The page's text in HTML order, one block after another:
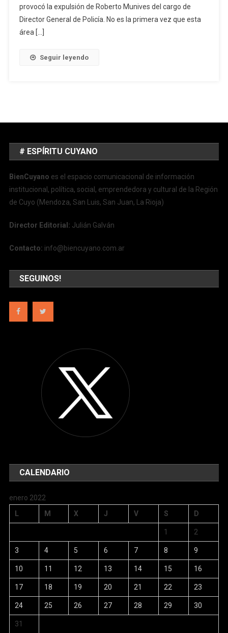
provocó la expulsión de Roberto Munives del cargo de
Director General de Policía. No es la primera vez que esta
área […]
Seguir leyendo
# ESPÍRITU CUYANO
BienCuyano es el espacio comunicacional de información
institucional, política, social, emprendedora y cultural de la Región
de Cuyo (Mendoza, San Luis, San Juan, La Rioja)
Director Editorial: Julián Galván
Contacto: info@biencuyano.com.ar
SEGUINOS!
CALENDARIO
enero 2022
L
M X J V S D
1 2
3 4 5 6 7 8 9
10 11 12 13 14 15 16
17 18 19 20 21 22 23
24 25 26 27 28 29 30
31